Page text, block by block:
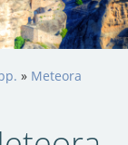
» Meteora